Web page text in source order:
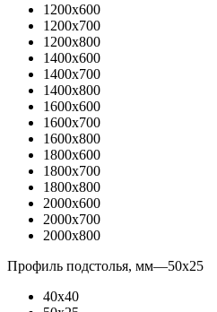
1200x600
1200x700
1200x800
1400x600
1400x700
1400x800
1600x600
1600x700
1600x800
1800x600
1800x700
1800x800
2000x600
2000x700
2000x800
Профиль подстолья, мм—50x25
40x40